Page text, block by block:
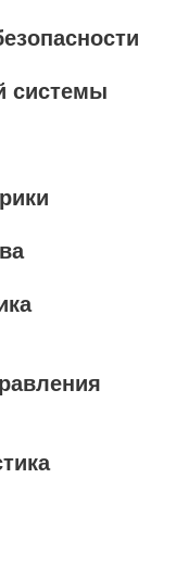
системы